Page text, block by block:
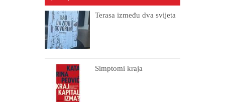
Terasa između dva svijeta
Simptomi kraja